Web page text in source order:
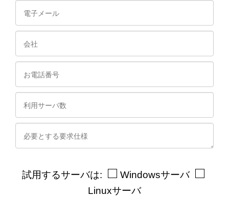
試用するサーバは:
Windowsサーバ
Linuxサーバ